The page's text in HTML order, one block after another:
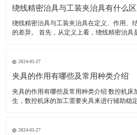
绕线精密治具与工装夹治具有什么区
绕线精密治具与工装夹治具在定义、作用、
的差异。 首先，从定义上看，绕线精密治具
过程中所用的各种工具的总称，包括刀具、
2024-05-27
夹具的作用有哪些及常用种类介绍
夹具的作用有哪些及常用种类介绍 数控机床
生，数控机床的加工需要夹具来进行辅助稳
以及常用的夹具有哪些。 一、夹具的作用有
2024-05-27